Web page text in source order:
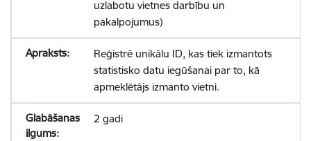
uzlabotu vietnes darbību un
pakalpojumus)
Reģistrē unikālu ID, kas tiek izmantots
statistisko datu iegūšanai par to, kā
apmeklētājs izmanto vietni.
2 gadi